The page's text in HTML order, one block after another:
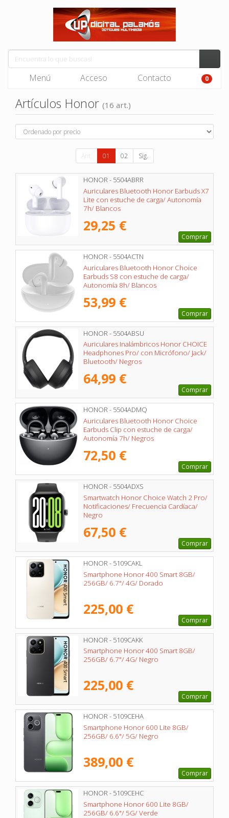
Menú Acceso Contacto 0
Artículos Honor (16 art.)
Ant. 01 02 Sig.
HONOR - 5504ABRR
Auriculares Bluetooth Honor Earbuds X7
Lite con estuche de carga/ Autonomía
7h/ Blancos
29,25 €
Comprar
HONOR - 5504ACTN
Auriculares Bluetooth Honor Choice
Earbuds S8 con estuche de carga/
Autonomía 8h/ Blancos
53,99 €
Comprar
HONOR - 5504ABSU
Auriculares Inalámbricos Honor CHOICE
Headphones Pro/ con Micrófono/ Jack/
Bluetooth/ Negros
64,99 €
Comprar
HONOR - 5504ADMQ
Auriculares Bluetooth Honor Choice
Earbuds Clip con estuche de carga/
Autonomía 7h/ Negros
72,50 €
Comprar
HONOR - 5504ADXS
Smartwatch Honor Choice Watch 2 Pro/
Notificaciones/ Frecuencia Cardíaca/
Negro
67,50 €
Comprar
HONOR - 5109CAKL
Smartphone Honor 400 Smart 8GB/
256GB/ 6.7"/ 4G/ Dorado
225,00 €
Comprar
HONOR - 5109CAKK
Smartphone Honor 400 Smart 8GB/
256GB/ 6.7"/ 4G/ Negro
225,00 €
Comprar
HONOR - 5109CEHA
Smartphone Honor 600 Lite 8GB/
256GB/ 6.6"/ 5G/ Negro
389,00 €
Comprar
HONOR - 5109CEHC
Smartphone Honor 600 Lite 8GB/
256GB/ 6.6"/ 5G/ Verde